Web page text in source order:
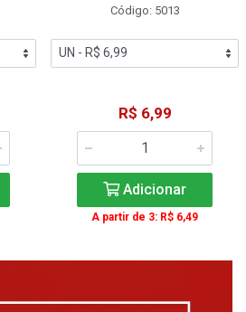
Código: 5013
R$ 6,99
Adicionar
A partir de 3: R$ 6,49